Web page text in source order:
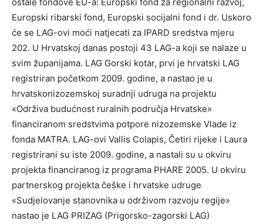
Europski ribarski fond, Europski socijalni fond i dr. Uskoro
će se LAG-ovi moći natjecati za IPARD sredstva mjeru
202. U Hrvatskoj danas postoji 43 LAG-a koji se nalaze u
svim županijama. LAG Gorski kotar, prvi je hrvatski LAG
registriran početkom 2009. godine, a nastao je u
hrvatskonizozemskoj suradnji udruga na projektu
«Održiva budućnost ruralnih područja Hrvatske»
financiranom sredstvima potpore nizozemske Vlade iz
fonda MATRA. LAG-ovi Vallis Colapis, Četiri rijeke i Laura
registrirani su iste 2009. godine, a nastali su u okviru
projekta financiranog iz programa PHARE 2005. U okviru
partnerskog projekta češke i hrvatske udruge
«Sudjelovanje stanovnika u održivom razvoju regije»
nastao je LAG PRIZAG (Prigorsko-zagorski LAG)